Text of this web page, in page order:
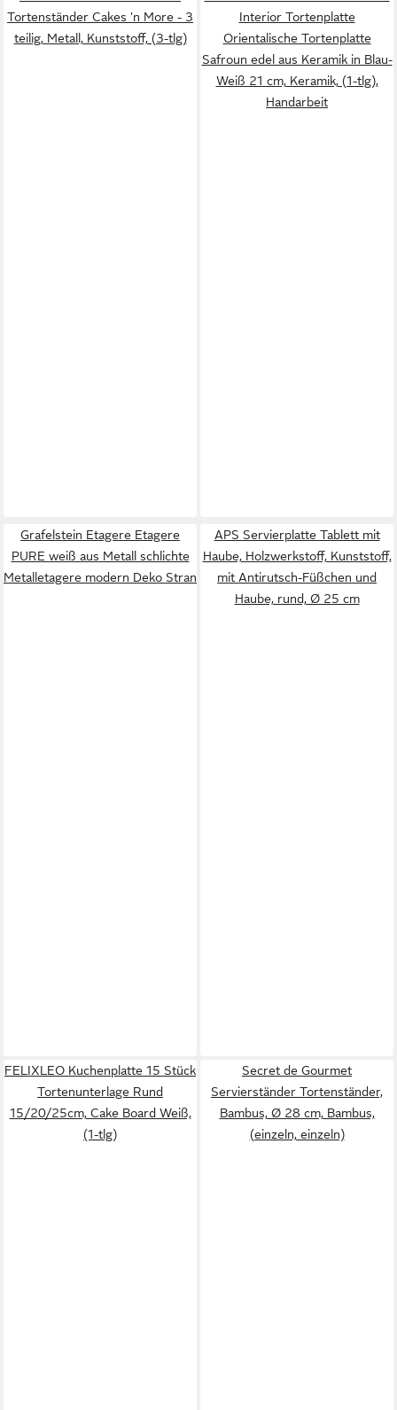
Tortenständer Cakes 'n More - 3
teilig, Metall, Kunststoff, (3-tlg)
Interior Tortenplatte
Orientalische Tortenplatte
Safroun edel aus Keramik in Blau-
Weiß 21 cm, Keramik, (1-tlg),
Handarbeit
Grafelstein Etagere Etagere
PURE weiß aus Metall schlichte
Metalletagere modern Deko Stran
APS Servierplatte Tablett mit
Haube, Holzwerkstoff, Kunststoff,
mit Antirutsch-Füßchen und
Haube, rund, Ø 25 cm
FELIXLEO Kuchenplatte 15 Stück
Tortenunterlage Rund
15/20/25cm, Cake Board Weiß,
(1-tlg)
Secret de Gourmet
Servierständer Tortenständer,
Bambus, Ø 28 cm, Bambus,
(einzeln, einzeln)